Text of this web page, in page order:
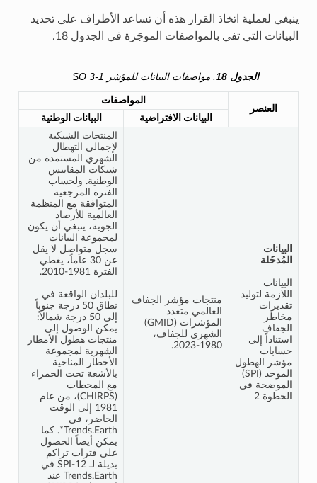
ينبغي لعملية اتخاذ القرار هذه أن تساعد الأطراف على تحديد
البيانات التي تفي بالمواصفات الموجَزة في الجدول 18.
الجدول 18 . مواصفات البيانات للمؤشر SO 3-1
العنصر
المواصفات
البيانات الافتراضية
البيانات الوطنية
البيانات
المُدخَلة
البيانات
اللازمة لتوليد
تقديرات
مخاطر
الجفاف
استناداً إلى
حسابات
مؤشر الهطول
الموحد (SPI)
الموضحة في
الخطوة 2
منتجات مؤشر الجفاف
العالمي متعدد
المؤشرات (GMID)
الشهري للجفاف،
1980-2023.
المنتجات الشبكية
لإجمالي التهطال
الشهري المستمدة من
شبكات المقاييس
الوطنية. ولحساب
الفترة المرجعية
المتوافقة مع المنظمة
العالمية للأرصاد
الجوية، ينبغي أن يكون
لمجموعة البيانات
سجل متواصل لا يقل
عن 30 عاماً، يغطي
الفترة 1981-2010.
للبلدان الواقعة في
نطاق 50 درجة جنوباً
إلى 50 درجة شمالاً:
يمكن الوصول إلى
منتجات هطول الأمطار
الشهرية لمجموعة
الأخطار المناخية
بالأشعة تحت الحمراء
مع المحطات
(CHIRPS)، من عام
1981 إلى الوقت
الحاضر، في
Trends.Earth*. كما
يمكن أيضاً الحصول
على فترات تراكم
بديلة لـ SPI-12 في
Trends.Earth عند